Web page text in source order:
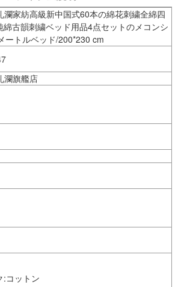
瀾家紡高級新中国式60本の綿花刺繍全綿四
綿古韻刺繍ベッド用品4点セットのメコンシ
ートルベッド/200*230 cm
瀾旗艦店
:コットン